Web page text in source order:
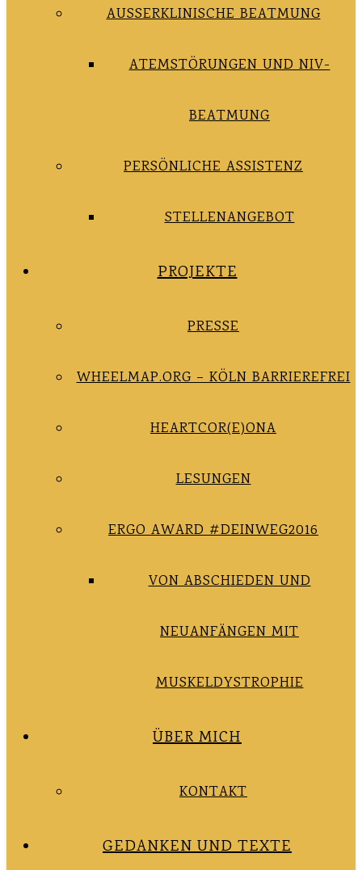
AUSSERKLINISCHE BEATMUNG
ATEMSTÖRUNGEN UND NIV-
BEATMUNG
PERSÖNLICHE ASSISTENZ
STELLENANGEBOT
PROJEKTE
PRESSE
WHEELMAP.ORG – KÖLN BARRIEREFREI
HEARTCOR(E)ONA
LESUNGEN
ERGO AWARD #DEINWEG2016
VON ABSCHIEDEN UND
NEUANFÄNGEN MIT
MUSKELDYSTROPHIE
ÜBER MICH
KONTAKT
GEDANKEN UND TEXTE